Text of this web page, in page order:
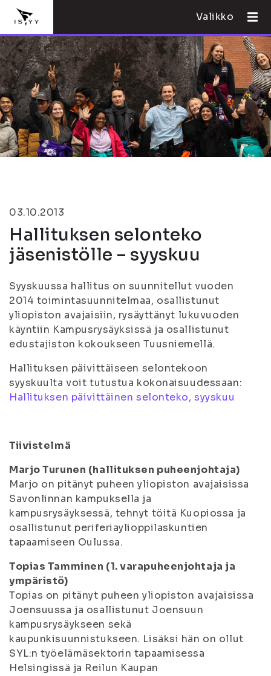
Valikko
03.10.2013
Hallituksen selonteko
jäsenistölle – syyskuu
Syyskuussa hallitus on suunnitellut vuoden
2014 toimintasuunnitelmaa, osallistunut
yliopiston avajaisiin, rysäyttänyt lukuvuoden
käyntiin Kampusrysäyksissä ja osallistunut
edustajiston kokoukseen Tuusniemellä.
Hallituksen päivittäiseen selontekoon
syyskuulta voit tutustua kokonaisuudessaan:
Hallituksen päivittäinen selonteko, syyskuu
Tiivistelmä
Marjo Turunen (hallituksen puheenjohtaja)
Marjo on pitänyt puheen yliopiston avajaisissa
Savonlinnan kampuksella ja
kampusrysäyksessä, tehnyt töitä Kuopiossa ja
osallistunut periferiaylioppilaskuntien
tapaamiseen Oulussa.
Topias Tamminen (1. varapuheenjohtaja ja
ympäristö)
Topias on pitänyt puheen yliopiston avajaisissa
Joensuussa ja osallistunut Joensuun
kampusrysäykseen sekä
kaupunkisuunnistukseen. Lisäksi hän on ollut
SYL:n työelämäsektorin tapaamisessa
Helsingissä ja Reilun Kaupan